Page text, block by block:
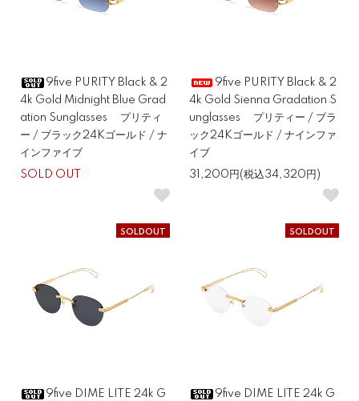
9five PURITY Black & 2
4k Gold Midnight Blue Grad
ation Sunglasses プリティ
ー / ブラック24Kゴールド / ナ
インファイブ
SOLD OUT
9five PURITY Black & 2
4k Gold Sienna Gradation S
unglasses プリティー / ブラ
ック24Kゴールド / ナインファ
イブ
31,200円(税込34,320円)
SOLDOUT
9five DIME LITE 24k G
SOLDOUT
9five DIME LITE 24k G